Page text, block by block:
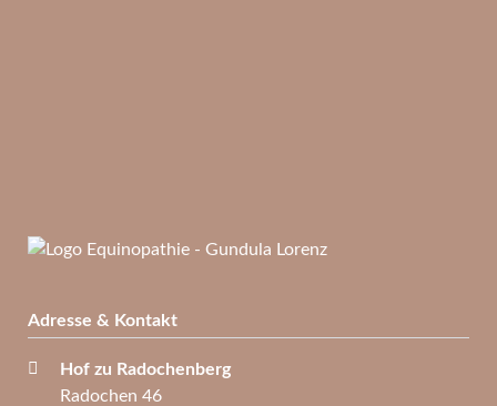
Adresse & Kontakt
Hof zu Radochenberg
Radochen 46